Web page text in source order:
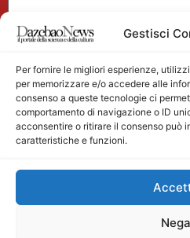
Gestisci
Per fornire le migliori esperienze,
per memorizzare e/o accedere alle
consenso a queste tecnologie ci
comportamento di navigazione o ID
acconsentire o ritirare il consenso può
caratteristiche e funzioni.
Nega
Nome
Main